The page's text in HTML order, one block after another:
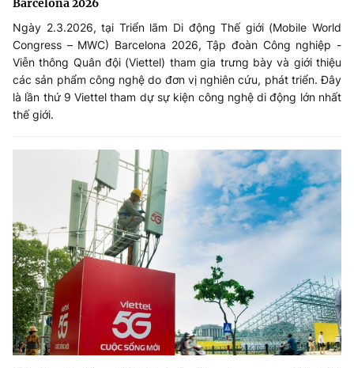
Barcelona 2026
Ngày 2.3.2026, tại Triển lãm Di động Thế giới (Mobile World
Congress – MWC) Barcelona 2026, Tập đoàn Công nghiệp -
Viễn thông Quân đội (Viettel) tham gia trưng bày và giới thiệu
các sản phẩm công nghệ do đơn vị nghiên cứu, phát triển. Đây
là lần thứ 9 Viettel tham dự sự kiện công nghệ di động lớn nhất
thế giới.